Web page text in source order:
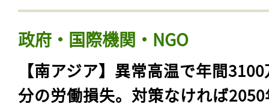
政府・国際機関・NGO
【南アジア】異常高温で年間
分の労働損失。対策なければ